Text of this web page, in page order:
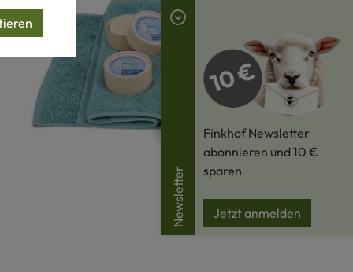
Newsletter
Finkhof Newsletter
abonnieren und 10 €
sparen
Jetzt anmelden